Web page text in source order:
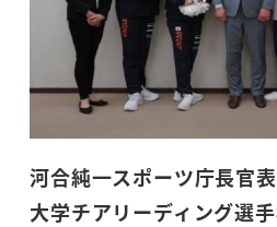
河合純一スポーツ庁長官
大学チアリーディング選